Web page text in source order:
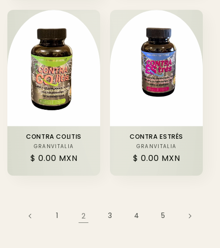
CONTRA COLITIS
Proveedor:
GRANVITALIA
Precio
$ 0.00 MXN
CONTRA ESTRÉS
Proveedor:
GRANVITALIA
Precio
$ 0.00 MXN
1 2 3 4 5